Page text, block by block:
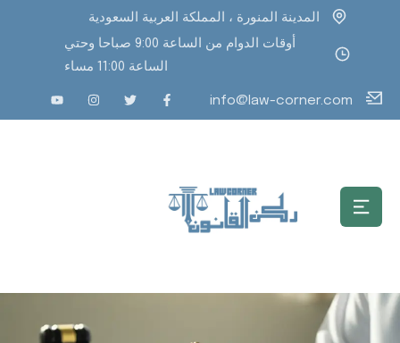
المدينة المنورة ، المملكة العربية السعودية
أوقات الدوام من الساعة 9:00 صباحا وحتي
الساعة 11:00 مساء
info@law-corner.com